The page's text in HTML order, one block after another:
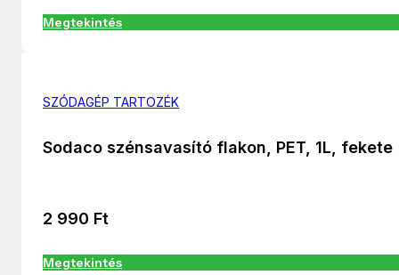
Megtekintés
SZÓDAGÉP TARTOZÉK
Sodaco szénsavasító flakon, PET, 1L, fekete
2 990 Ft
Megtekintés